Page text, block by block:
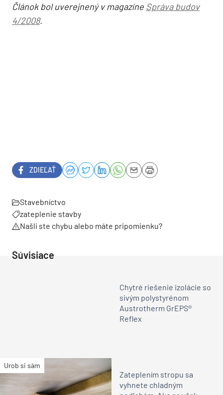
Článok bol uverejnený v magazíne Správa budov
4/2008.
ZDIEĽAŤ
Stavebníctvo
zateplenie stavby
Našli ste chybu alebo máte pripomienku?
Súvisiace
Chytré riešenie izolácie so
sivým polystyrénom
Austrotherm GrEPS®
Reflex
Urob si sám
Zateplením stropu sa
vyhnete chladným